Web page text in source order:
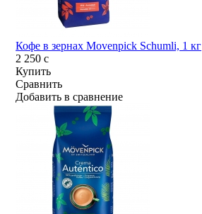
Кофе в зернах Movenpick Schumli, 1 кг
2 250c
Купить
Сравнить
Добавить в сравнение